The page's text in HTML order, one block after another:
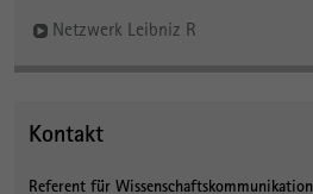
Netzwerk Leibniz R
Kontakt
Referent für Wissenschaftskommunikation